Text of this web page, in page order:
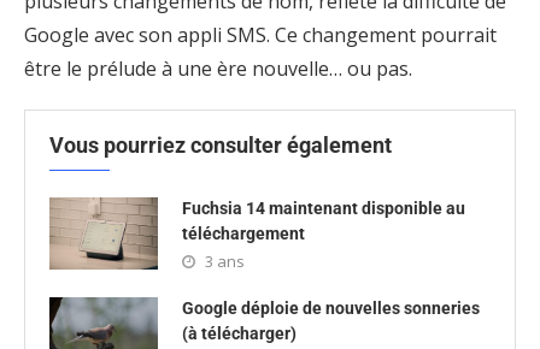
Google avec son appli SMS. Ce changement pourrait
être le prélude à une ère nouvelle… ou pas.
Vous pourriez consulter également
Fuchsia 14 maintenant disponible au
téléchargement
3 ans
Google déploie de nouvelles sonneries
(à télécharger)